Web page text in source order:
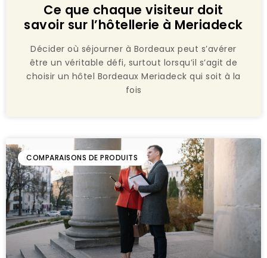
Ce que chaque visiteur doit
savoir sur l’hôtellerie à Meriadeck
Décider où séjourner à Bordeaux peut s’avérer
être un véritable défi, surtout lorsqu’il s’agit de
choisir un hôtel Bordeaux Meriadeck qui soit à la
fois
COMPARAISONS DE PRODUITS